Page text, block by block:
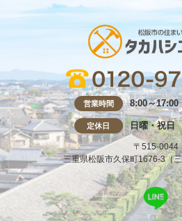
営業時間 8:00～17:00
定休日 日曜・祝日
〒515-0044
三重県松阪市久保町1676-3（